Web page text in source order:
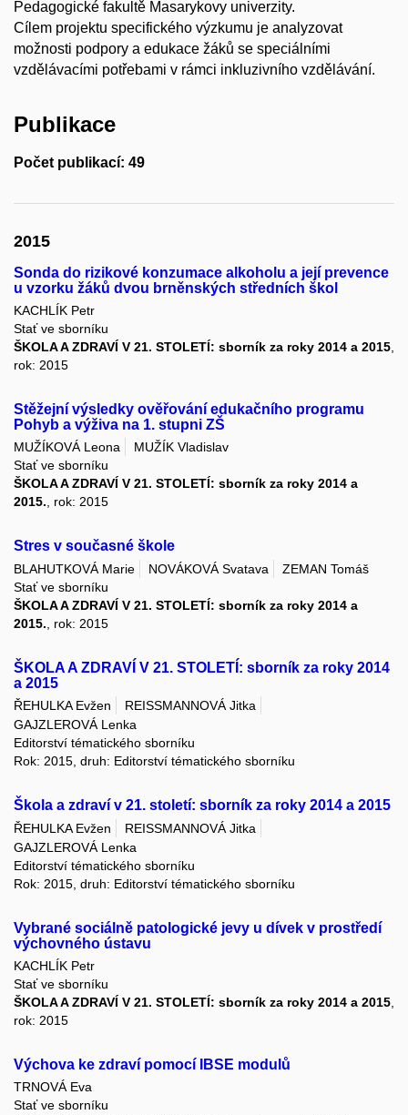
Pedagogické fakultě Masarykovy univerzity.
Cílem projektu specifického výzkumu je analyzovat
možnosti podpory a edukace žáků se speciálními
vzdělávacími potřebami v rámci inkluzivního vzdělávání.
Publikace
Počet publikací: 49
2015
Sonda do rizikové konzumace alkoholu a její prevence
u vzorku žáků dvou brněnských středních škol
KACHLÍK Petr
Stať ve sborníku
ŠKOLA A ZDRAVÍ V 21. STOLETÍ: sborník za roky 2014 a 2015
rok: 2015
Stěžejní výsledky ověřování edukačního programu
Pohyb a výživa na 1. stupni ZŠ
MUŽÍKOVÁ Leona
MUŽÍK Vladislav
Stať ve sborníku
ŠKOLA A ZDRAVÍ V 21. STOLETÍ: sborník za roky 2014 a
2015., rok: 2015
Stres v současné škole
BLAHUTKOVÁ Marie NOVÁKOVÁ Svatava
ZEMAN Tomáš
Stať ve sborníku
ŠKOLA A ZDRAVÍ V 21. STOLETÍ: sborník za roky 2014 a
2015. , rok: 2015
ŠKOLA A ZDRAVÍ V 21. STOLETÍ: sborník za roky 2014
a 2015
ŘEHULKA Evžen
REISSMANNOVÁ Jitka
GAJZLEROVÁ Lenka
Editorství tématického sborníku
Rok: 2015, druh: Editorství tématického sborníku
Škola a zdraví v 21. století: sborník za roky 2014 a 2015
ŘEHULKA Evžen
REISSMANNOVÁ Jitka
GAJZLEROVÁ Lenka
Editorství tématického sborníku
Rok: 2015, druh: Editorství tématického sborníku
Vybrané sociálně patologické jevy u dívek v prostředí
výchovného ústavu
KACHLÍK Petr
Stať ve sborníku
ŠKOLA A ZDRAVÍ V 21. STOLETÍ: sborník za roky 2014 a 2015
rok: 2015
Výchova ke zdraví pomocí IBSE modulů
TRNOVÁ Eva
Stať ve sborníku